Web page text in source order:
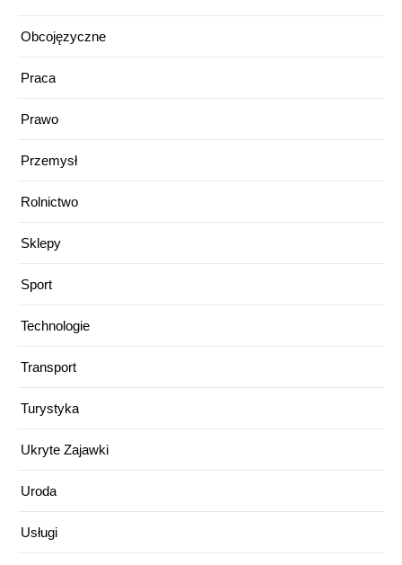
Obcojęzyczne
Praca
Prawo
Przemysł
Rolnictwo
Sklepy
Sport
Technologie
Transport
Turystyka
Ukryte Zajawki
Uroda
Usługi